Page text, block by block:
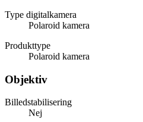
Type digitalkamera
Polaroid kamera
Produkttype
Polaroid kamera
Objektiv
Billedstabilisering
Nej